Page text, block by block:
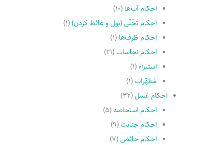
احکام آب‌ها(۱۰)
احکام تَخْلّى (بول و غائط کردن)(۱)
احکام ظرف‌ها(۱)
احکام نجاسات(۲۱)
استبراء(۱)
مُطهّرات(۱)
احکام غسل(۳۲)
احکام استحاضه(۵)
احکام جنابت(۹)
احکام حائض(۷)